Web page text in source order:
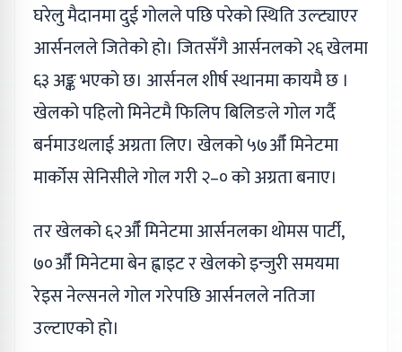
घरेलु मैदानमा दुई गोलले पछि परेको स्थिति उल्ट्याएर
आर्सनलले जितेको हो। जितसँगै आर्सनलको २६ खेलमा
६३ अङ्क भएको छ। आर्सनल शीर्ष स्थानमा कायमै छ ।
खेलको पहिलो मिनेटमै फिलिप बिलिङले गोल गर्दै
बर्नमाउथलाई अग्रता लिए। खेलको ५७औँ मिनेटमा
मार्कोस सेनिसीले गोल गरी २–० को अग्रता बनाए।
तर खेलको ६२औँ मिनेटमा आर्सनलका थोमस पार्टी,
७०औँ मिनेटमा बेन ह्वाइट र खेलको इन्जुरी समयमा
रेइस नेल्सनले गोल गरेपछि आर्सनलले नतिजा
उल्टाएको हो।